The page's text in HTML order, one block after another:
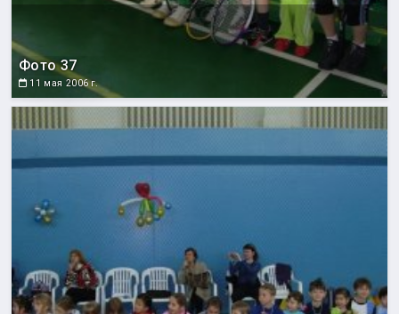
Фото 37
11 мая 2006 г.